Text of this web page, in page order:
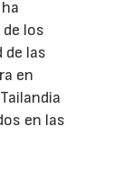
los
las
en
en las